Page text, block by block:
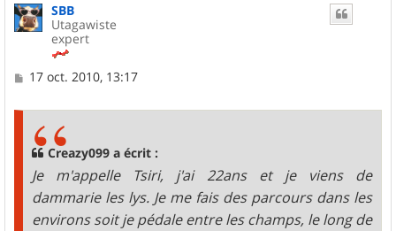
SBB
Utagawiste
expert
M17 oct. 2010, 13:17
Creazy099 a écrit :
Je m'appelle Tsiri, j'ai 22ans et je viens de
dammarie les lys. Je me fais des parcours dans les
environs soit je pédale entre les champs, le long de